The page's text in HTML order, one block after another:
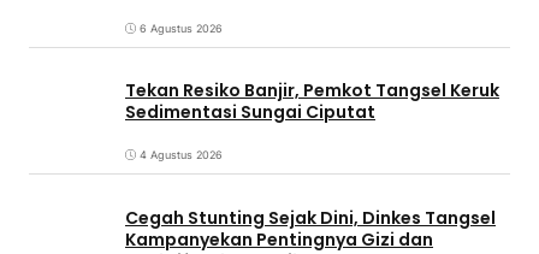
6 Agustus 2026
Tekan Resiko Banjir, Pemkot Tangsel Keruk
Sedimentasi Sungai Ciputat
4 Agustus 2026
Cegah Stunting Sejak Dini, Dinkes Tangsel
Kampanyekan Pentingnya Gizi dan